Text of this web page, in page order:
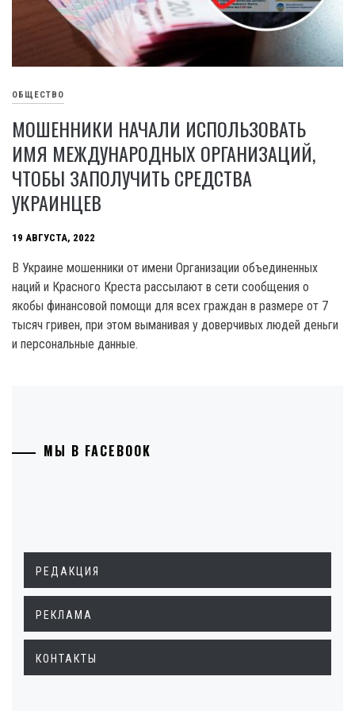
ОБЩЕСТВО
МОШЕННИКИ НАЧАЛИ ИСПОЛЬЗОВАТЬ
ИМЯ МЕЖДУНАРОДНЫХ ОРГАНИЗАЦИЙ,
ЧТОБЫ ЗАПОЛУЧИТЬ СРЕДСТВА
УКРАИНЦЕВ
19 АВГУСТА, 2022
В Украине мошенники от имени Организации объединенных
наций и Красного Креста рассылают в сети сообщения о
якобы финансовой помощи для всех граждан в размере от 7
тысяч гривен, при этом выманивая у доверчивых людей деньги
и персональные данные.
МЫ В FACEBOOK
РЕДАКЦИЯ
РЕКЛАМА
КОНТАКТЫ